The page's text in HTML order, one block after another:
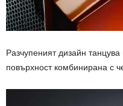
Разчупеният дизайн
повърхност комбинирана с